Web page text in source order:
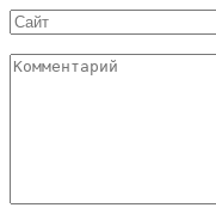
Сайт
Комментарий